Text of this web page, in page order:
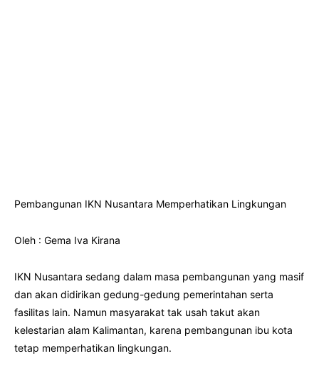
Pembangunan IKN Nusantara Memperhatikan Lingkungan
Oleh : Gema Iva Kirana
IKN Nusantara sedang dalam masa pembangunan yang masif
dan akan didirikan gedung-gedung pemerintahan serta
fasilitas lain. Namun masyarakat tak usah takut akan
kelestarian alam Kalimantan, karena pembangunan ibu kota
tetap memperhatikan lingkungan.